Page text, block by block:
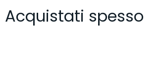
Acquistati spesso